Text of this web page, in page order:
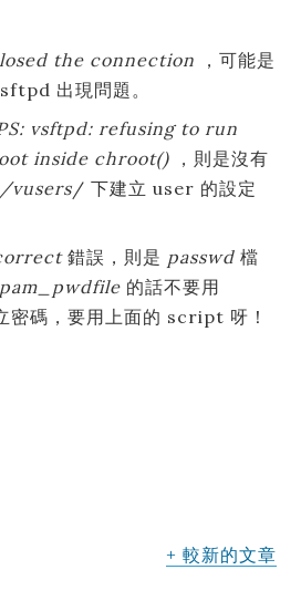
the connection ，可能是
出現問題。
vsftpd: refusing to run
inside chroot() ，則是沒有
/ 下建立 user 的設定
錯誤，則是 passwd檔
pam_pwdfile 的話不要用
密碼，要用上面的 script 呀！
較新的文章